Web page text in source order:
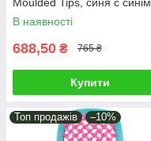
(86SP234 BTU)
В наявності
688,50 ₴ 765 ₴
Купити
Топ продажів –10%